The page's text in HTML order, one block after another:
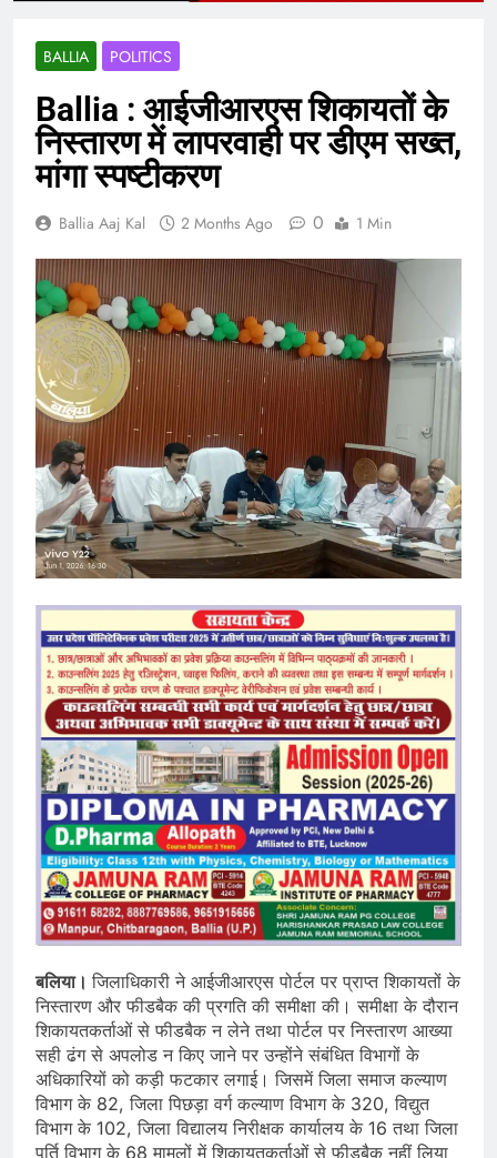
BALLIA POLITICS
Ballia : आईजीआरएस शिकायतों के
निस्तारण में लापरवाही पर डीएम सख्त,
मांगा स्पष्टीकरण
Ballia Aaj Kal 2 Months Ago 0 1 Min
बलिया।जिलाधिकारी ने आईजीआरएस पोर्टल पर प्राप्त शिकायतों के
निस्तारण और फीडबैक की प्रगति की समीक्षा की। समीक्षा के दौरान
शिकायतकर्ताओं से फीडबैक न लेने तथा पोर्टल पर निस्तारण आख्या
सही ढंग से अपलोड न किए जाने पर उन्होंने संबंधित विभागों के
अधिकारियों को कड़ी फटकार लगाई। जिसमें जिला समाज कल्याण
विभाग के 82, जिला पिछड़ा वर्ग कल्याण विभाग के 320, विद्युत
विभाग के 102, जिला विद्यालय निरीक्षक कार्यालय के 16 तथा जिला
पूर्ति विभाग के 68 मामलों में शिकायतकर्ताओं से फीडबैक नहीं लिया